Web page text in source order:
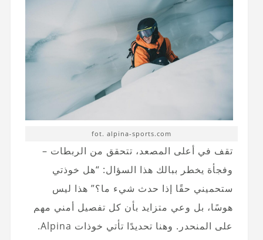
fot. alpina-sports.com
تقف في أعلى المصعد، تتحقق من الربطات –
وفجأة يخطر ببالك هذا السؤال: “هل خوذتي
ستحميني حقًا إذا حدث شيء ما؟” هذا ليس
هوسًا، بل وعي متزايد بأن كل تفصيل أمني مهم
على المنحدر. وهنا تحديدًا تأتي خوذات Alpina.